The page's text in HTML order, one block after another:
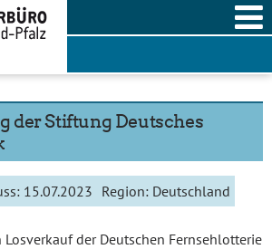
der Stiftung Deutsches
15.07.2023 Region: Deutschland
der Deutschen Fernsehlotterie